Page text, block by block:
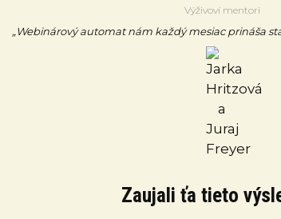
Výživoví mentori
„Webinárový automat nám každý mesiac prináša
Zaujali ťa tieto